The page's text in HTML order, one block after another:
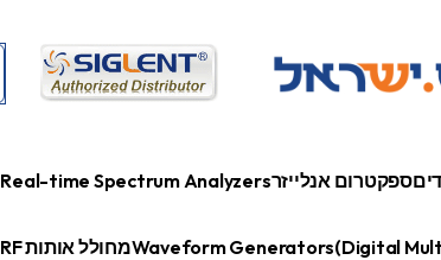
ספקטרום אנלייזרReal-time Spectrum Analyzers
Waveform Generatorsמחולל אותות RF